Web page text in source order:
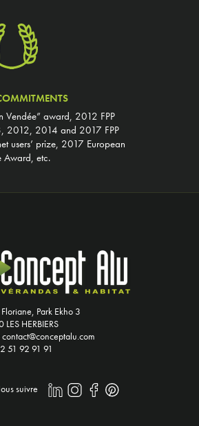
Vendée” award, 2012 FPP
2012, 2014 and 2017 FPP
users’ prize, 2017 European
Award, etc.
Park Ekho 3
HERBIERS
contact@conceptalu.com
51 92 91 91
suivre